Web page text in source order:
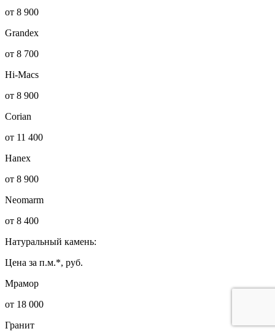
от 8 900
Grandex
от 8 700
Hi-Macs
от 8 900
Corian
от 11 400
Hanex
от 8 900
Neomarm
от 8 400
Натуральный камень:
Цена за п.м.*, руб.
Мрамор
от 18 000
Гранит